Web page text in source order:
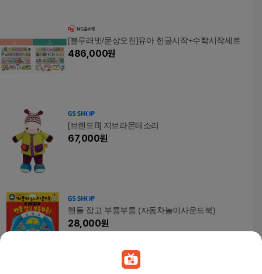
[블루래빗/문상오천]유아 한글시작+수학시작세트
486,000원
[브랜드B] 지브라몬테소리
67,000원
핸들 잡고 부릉부릉 (자동차놀이사운드북)
28,000원